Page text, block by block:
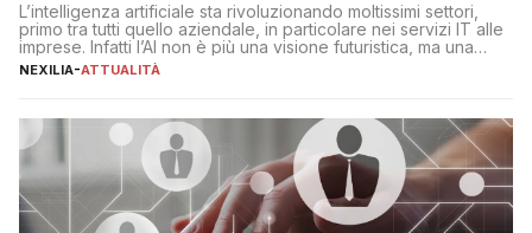
L’intelligenza artificiale sta rivoluzionando moltissimi settori,
primo tra tutti quello aziendale, in particolare nei servizi IT alle
imprese. Infatti l’AI non è più una visione futuristica, ma una
realtà operativa che sta portando a un cambio significativo in
operazioni, bensì comporta […]
NEXILIA-ATTUALITÀ